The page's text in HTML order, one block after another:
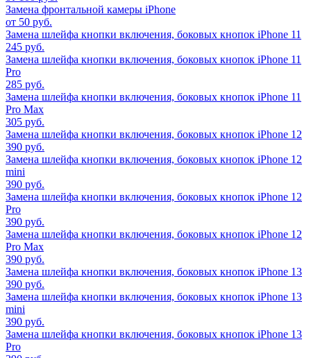
Замена фронтальной камеры iPhone
от 50 руб.
Замена шлейфа кнопки включения, боковых кнопок iPhone 11
245 руб.
Замена шлейфа кнопки включения, боковых кнопок iPhone 11
Pro
285 руб.
Замена шлейфа кнопки включения, боковых кнопок iPhone 11
Pro Max
305 руб.
Замена шлейфа кнопки включения, боковых кнопок iPhone 12
390 руб.
Замена шлейфа кнопки включения, боковых кнопок iPhone 12
mini
390 руб.
Замена шлейфа кнопки включения, боковых кнопок iPhone 12
Pro
390 руб.
Замена шлейфа кнопки включения, боковых кнопок iPhone 12
Pro Max
390 руб.
Замена шлейфа кнопки включения, боковых кнопок iPhone 13
390 руб.
Замена шлейфа кнопки включения, боковых кнопок iPhone 13
mini
390 руб.
Замена шлейфа кнопки включения, боковых кнопок iPhone 13
Pro